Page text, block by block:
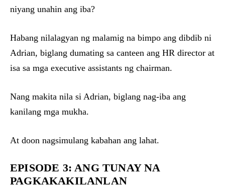
niyang unahin ang iba?
Habang nilalagyan ng malamig na bimpo ang dibdib ni
Adrian, biglang dumating sa canteen ang HR director at
isa sa mga executive assistants ng chairman.
Nang makita nila si Adrian, biglang nag-iba ang
kanilang mga mukha.
At doon nagsimulang kabahan ang lahat.
EPISODE 3: ANG TUNAY NA
PAGKAKAKILANLAN